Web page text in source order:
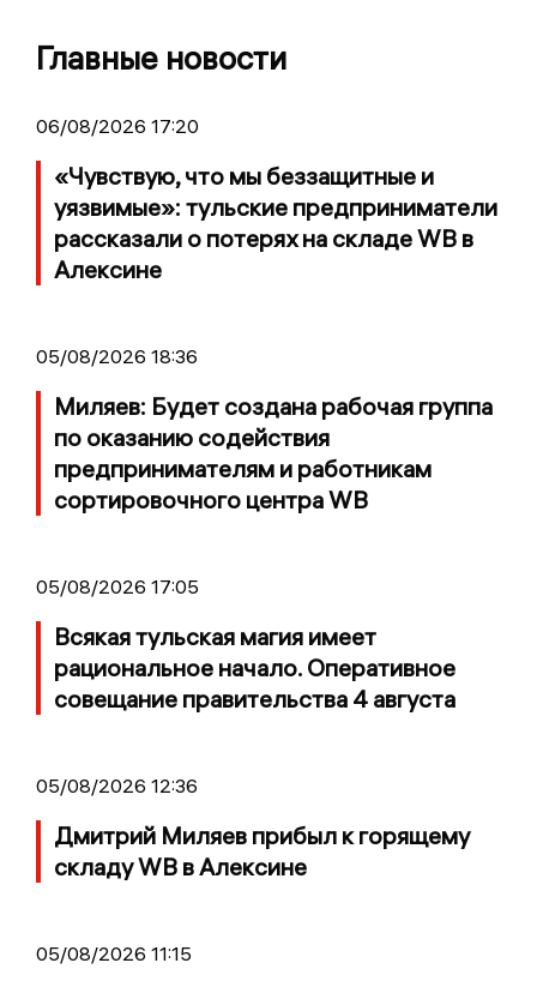
Главные новости
06/08/2026 17:20
«Чувствую, что мы беззащитные и
уязвимые»: тульские предприниматели
рассказали о потерях на складе WB в
Алексине
05/08/2026 18:36
Миляев: Будет создана рабочая группа
по оказанию содействия
предпринимателям и работникам
сортировочного центра WB
05/08/2026 17:05
Всякая тульская магия имеет
рациональное начало. Оперативное
совещание правительства 4 августа
05/08/2026 12:36
Дмитрий Миляев прибыл к горящему
складу WB в Алексине
05/08/2026 11:15